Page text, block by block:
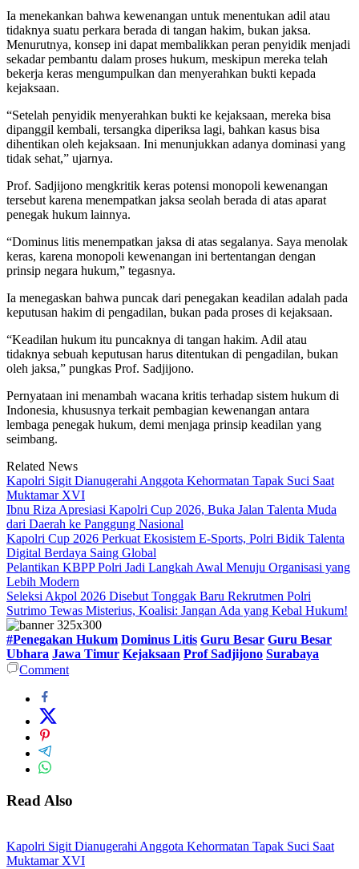
Ia menekankan bahwa kewenangan untuk menentukan adil atau
tidaknya suatu perkara berada di tangan hakim, bukan jaksa.
Menurutnya, konsep ini dapat membalikkan peran penyidik menjadi
sekadar pembantu dalam proses hukum, meskipun mereka telah
bekerja keras mengumpulkan dan menyerahkan bukti kepada
kejaksaan.
“Setelah penyidik menyerahkan bukti ke kejaksaan, mereka bisa
dipanggil kembali, tersangka diperiksa lagi, bahkan kasus bisa
dihentikan oleh kejaksaan. Ini menunjukkan adanya dominasi yang
tidak sehat,” ujarnya.
Prof. Sadjijono mengkritik keras potensi monopoli kewenangan
tersebut karena menempatkan jaksa seolah berada di atas aparat
penegak hukum lainnya.
“Dominus litis menempatkan jaksa di atas segalanya. Saya menolak
keras, karena monopoli kewenangan ini bertentangan dengan
prinsip negara hukum,” tegasnya.
Ia menegaskan bahwa puncak dari penegakan keadilan adalah pada
keputusan hakim di pengadilan, bukan pada proses di kejaksaan.
“Keadilan hukum itu puncaknya di tangan hakim. Adil atau
tidaknya sebuah keputusan harus ditentukan di pengadilan, bukan
oleh jaksa,” pungkas Prof. Sadjijono.
Pernyataan ini menambah wacana kritis terhadap sistem hukum di
Indonesia, khususnya terkait pembagian kewenangan antara
lembaga penegak hukum, demi menjaga prinsip keadilan yang
seimbang.
Related News
Kapolri Sigit Dianugerahi Anggota Kehormatan Tapak Suci Saat
Muktamar XVI
Ibnu Riza Apresiasi Kapolri Cup 2026, Buka Jalan Talenta Muda
dari Daerah ke Panggung Nasional
Kapolri Cup 2026 Perkuat Ekosistem E-Sports, Polri Bidik Talenta
Digital Berdaya Saing Global
Pelantikan KBPP Polri Jadi Langkah Awal Menuju Organisasi yang
Lebih Modern
Seleksi Akpol 2026 Disebut Tonggak Baru Rekrutmen Polri
Sutrimo Tewas Misterius, Koalisi: Jangan Ada yang Kebal Hukum!
#Penegakan Hukum Dominus Litis Guru Besar Guru Besar
Ubhara Jawa Timur Kejaksaan Prof Sadjijono Surabaya
Comment
Read Also
Kapolri Sigit Dianugerahi Anggota Kehormatan Tapak Suci Saat
Muktamar XVI